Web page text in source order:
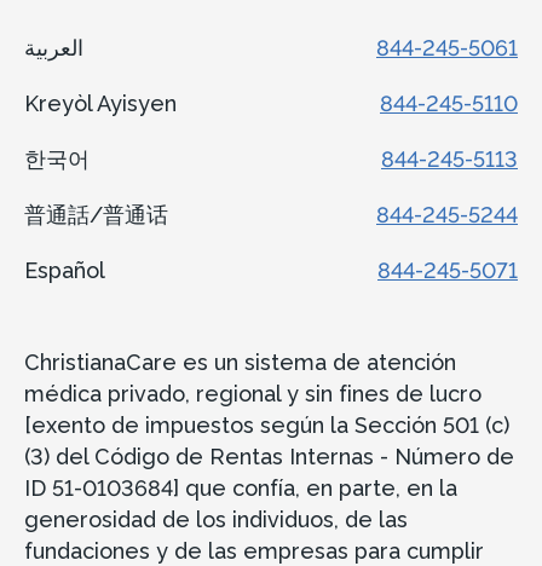
844-245-5061
Kreyòl Ayisyen 844-245-5110
한국어 844-245-5113
普通話/普通话 844-245-5244
Español 844-245-5071
ChristianaCare es un sistema de atención
médica privado, regional y sin fines de lucro
[exento de impuestos según la Sección 501 (c)
(3) del Código de Rentas Internas - Número de
ID 51-0103684] que confía, en parte, en la
generosidad de los individuos, de las
fundaciones y de las empresas para cumplir